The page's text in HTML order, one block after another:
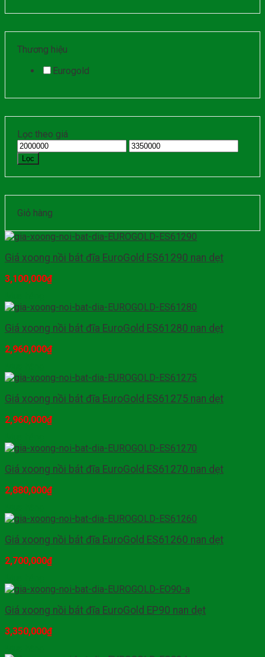
Thương hiệu
Eurogold
Lọc theo giá
Lọc
Giỏ hàng
Giá xoong nồi bát đĩa EuroGold ES61290 nan dẹt
3,100,000₫
Giá xoong nồi bát đĩa EuroGold ES61280 nan dẹt
2,960,000₫
Giá xoong nồi bát đĩa EuroGold ES61275 nan dẹt
2,960,000₫
Giá xoong nồi bát đĩa EuroGold ES61270 nan dẹt
2,880,000₫
Giá xoong nồi bát đĩa EuroGold ES61260 nan dẹt
2,700,000₫
Giá xoong nồi bát đĩa EuroGold EP90 nan dẹt
3,350,000₫